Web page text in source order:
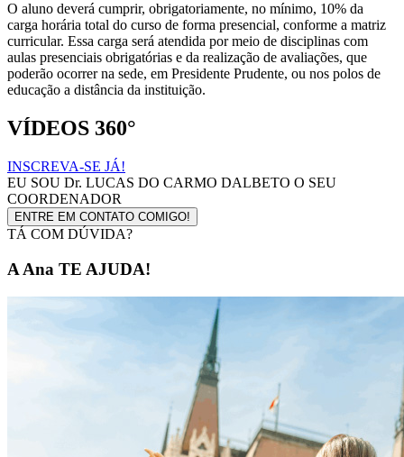
O aluno deverá cumprir, obrigatoriamente, no mínimo, 10% da
carga horária total do curso de forma presencial, conforme a matriz
curricular. Essa carga será atendida por meio de disciplinas com
aulas presenciais obrigatórias e da realização de avaliações, que
poderão ocorrer na sede, em Presidente Prudente, ou nos polos de
educação a distância da instituição.
VÍDEOS 360°
INSCREVA-SE JÁ!
EU SOU Dr. LUCAS DO CARMO DALBETO O SEU
COORDENADOR
ENTRE EM CONTATO COMIGO!
TÁ COM DÚVIDA?
A Ana TE AJUDA!